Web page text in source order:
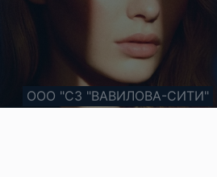
ООО «Сфера»
ООО "СЗ "АГАТ"
ООО "СЗ "ВАВИЛОВА-СИТИ"